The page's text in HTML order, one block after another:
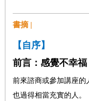
源於創傷的「信念」是
模範生，幸福人生的錯
「要求完美」是在苛求
書摘 |
【自序】
前言：感覺不幸
前來諮商或參加講座的
也過得相當充實的人。